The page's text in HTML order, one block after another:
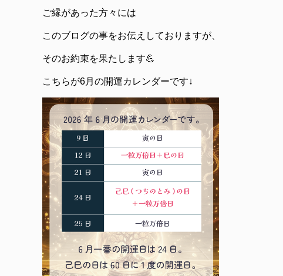
ご縁があった方々には
このブログの事をお伝えしておりますが、
そのお約束を果たします💪
こちらが6月の開運カレンダーです↓